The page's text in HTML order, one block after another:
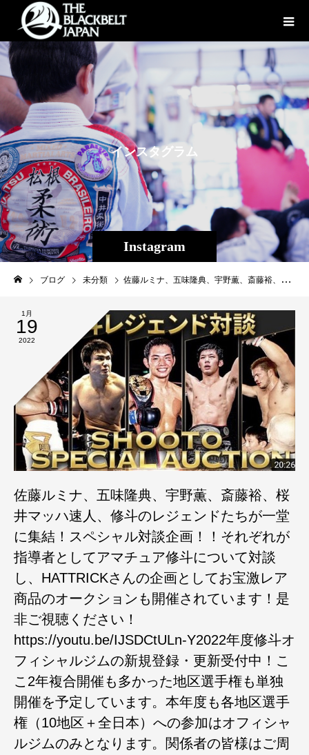
Instagram
インスタグラ ム
ブログ 未分類 佐藤ルミナ、五味隆典、宇野薫、斎藤裕、桜井マッハ速人、修斗のレジェンドたちが一堂に集結！スペシャル対談企画！！それぞれが指導者としてアマチュア修斗について対談し、HATTRICKさんの企画としてお宝激レア商品のオークションも開催されています！是非ご視聴ください！https://youtu.be/IJSDCtULn-Y2022年度修斗オフィシャルジムの新規登録・更新受付中！ここ2年複合開催も多かった地区選手権も単独開催を予定しています。本年度も各地区選手権（10地区＋全日本）への参加はオフィシャルジムのみとなります。関係者の皆様はご周知の程宜しくお願い致します。http://j-shooto.com/2021/12/18/post-29319/Theパラエストラ沖縄にも2022年度修斗オフィシャルクラブ認定証が到着いたしました。Theパラエストラ沖縄プロシューター１４名、全てはアマチュア修斗から始まりました。2021年は大田ノヒロ（Theパラエストラ沖縄コザスタジオ）が優勝、来年も全日本アマチュア修斗選手権優勝者を輩出するぞ！#修斗#アマチュア修斗#修斗伝承
1月
19
2022
佐藤ルミナ、五味隆典、宇野薫、斎藤裕、桜
井マッハ速人、修斗のレジェンドたちが一堂
に集結！スペシャル対談企画！！それぞれが
指導者としてアマチュア修斗について対談
し、HATTRICKさんの企画としてお宝激レア
商品のオークションも開催されています！是
非ご視聴ください！
https://youtu.be/IJSDCtULn-Y2022年度修斗オ
フィシャルジムの新規登録・更新受付中！こ
こ2年複合開催も多かった地区選手権も単独
開催を予定しています。本年度も各地区選手
権（10地区＋全日本）への参加はオフィシャ
ルジムのみとなります。関係者の皆様はご周